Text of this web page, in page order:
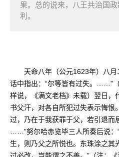
果。总的说来，八王共治国
利。
天命八年（公元1623年）八月
话中指出：“尔等皆有过失。……”
样说，《满文老档》未载）翌日，
书父汗，对各自所犯过失表示悔恨
过，乃在于我获罪于父，若引退而
……”努尔哈赤览毕三人所奏后说
生，则乃父之所悦也。东珠涂之其